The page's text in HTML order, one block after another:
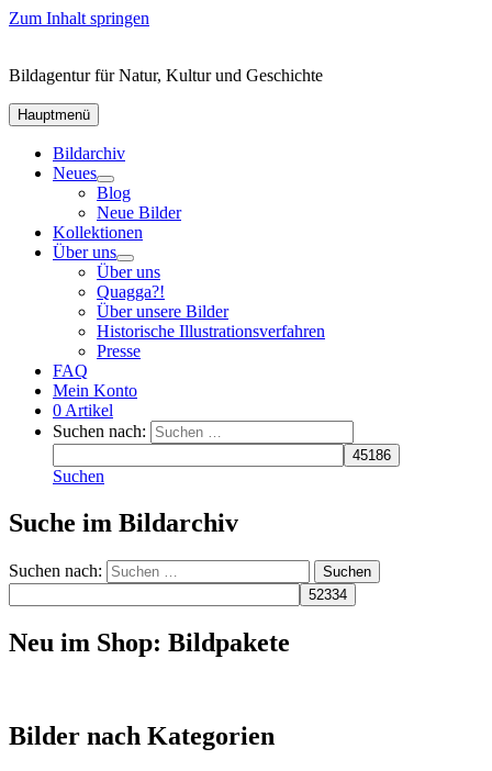
Zum Inhalt springen
Bildagentur für Natur, Kultur und Geschichte
Hauptmenü
Bildarchiv
Neues
Blog
Neue Bilder
Kollektionen
Über uns
Über uns
Quagga?!
Über unsere Bilder
Historische Illustrationsverfahren
Presse
FAQ
Mein Konto
0 Artikel
Suchen nach:
Suchen
Suche im Bildarchiv
Suchen nach:
Neu im Shop: Bildpakete
Bilder nach Kategorien